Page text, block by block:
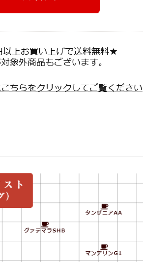
上お買い上げで送料無料★
象外商品もございます。
ちらをクリックしてご覧ください